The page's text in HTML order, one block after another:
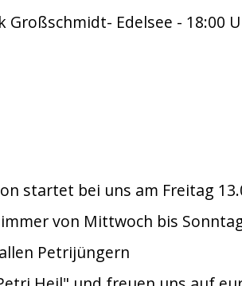
Großschmidt- Edelsee - 18:00
startet bei uns am Freitag
von Mittwoch bis
Petrijüngern